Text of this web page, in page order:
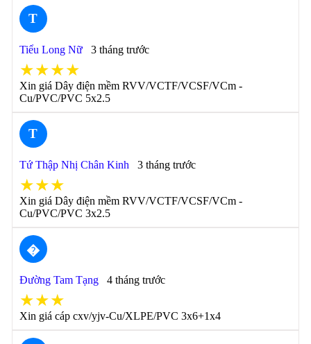
T
Tiểu Long Nữ 3 tháng trước
★★★★
Xin giá Dây điện mềm RVV/VCTF/VCSF/VCm -
Cu/PVC/PVC 5x2.5
T
Tứ Thập Nhị Chân Kinh 3 tháng trước
★★★
Xin giá Dây điện mềm RVV/VCTF/VCSF/VCm -
Cu/PVC/PVC 3x2.5
�
Đường Tam Tạng 4 tháng trước
★★★
Xin giá cáp cxv/yjv-Cu/XLPE/PVC 3x6+1x4